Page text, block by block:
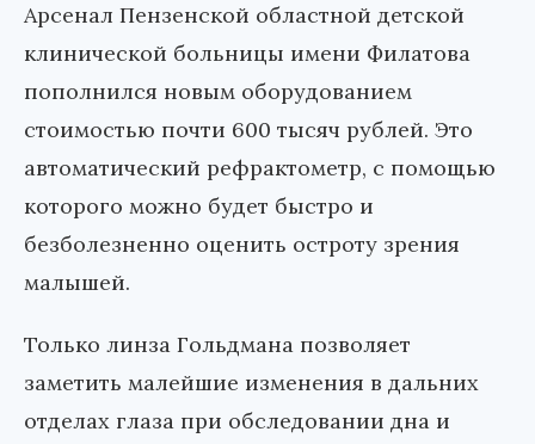
Арсенал Пензенской областной детской
клинической больницы имени Филатова
пополнился новым оборудованием
стоимостью почти 600 тысяч рублей. Это
автоматический рефрактометр, с помощью
которого можно будет быстро и
безболезненно оценить остроту зрения
малышей.
Только линза Гольдмана позволяет
заметить малейшие изменения в дальних
отделах глаза при обследовании дна и